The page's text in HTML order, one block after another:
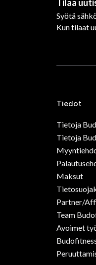
Tilaa
Syötä
Kun tilaat
Tiedot
Tietoja
Tietoja
Maksut
Partner/
Team
Avoimet